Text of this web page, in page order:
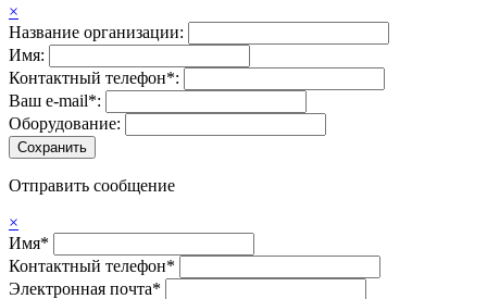
×
Название организации:
Имя:
Контактный телефон*:
Ваш e-mail*:
Оборудование:
Отправить сообщение
×
Имя*
Контактный телефон*
Электронная почта*